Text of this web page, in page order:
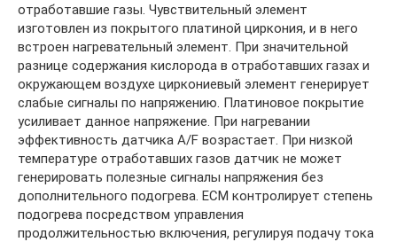
отработавшие газы. Чувствительный элемент
изготовлен из покрытого платиной циркония, и в него
встроен нагревательный элемент. При значительной
разнице содержания кислорода в отработавших газах и
окружающем воздухе циркониевый элемент генерирует
слабые сигналы по напряжению. Платиновое покрытие
усиливает данное напряжение. При нагревании
эффективность датчика A/F возрастает. При низкой
температуре отработавших газов датчик не может
генерировать полезные сигналы напряжения без
дополнительного подогрева. ECM контролирует степень
подогрева посредством управления
продолжительностью включения, регулируя подачу тока